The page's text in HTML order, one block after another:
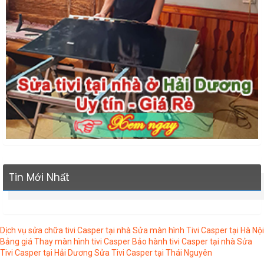
Tin Mới Nhất
Dịch vụ sửa chữa tivi Casper tại nhà Sửa màn hình Tivi Casper tại Hà Nội
Bảng giá Thay màn hình tivi Casper Bảo hành tivi Casper tại nhà Sửa
Tivi Casper tại Hải Dương Sửa Tivi Casper tại Thái Nguyên